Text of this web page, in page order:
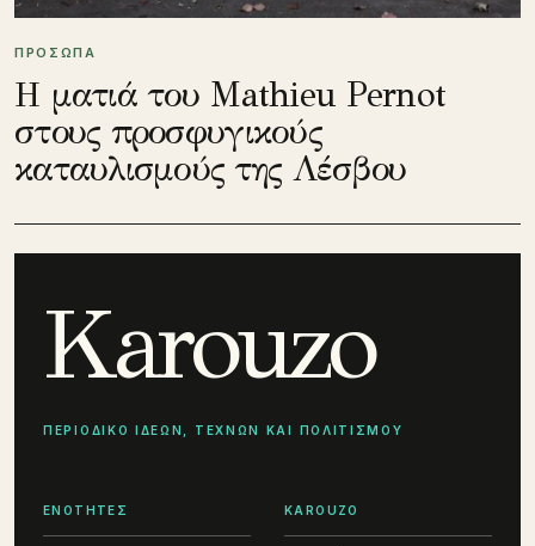
ΠΡΟΣΩΠΑ
Η ματιά του Mathieu Pernot
στους προσφυγικούς
καταυλισμούς της Λέσβου
Karouzo
ΠΕΡΙΟΔΙΚΟ ΙΔΕΩΝ, ΤΕΧΝΩΝ ΚΑΙ ΠΟΛΙΤΙΣΜΟΥ
ΕΝΟΤΗΤΕΣ KAROUZO